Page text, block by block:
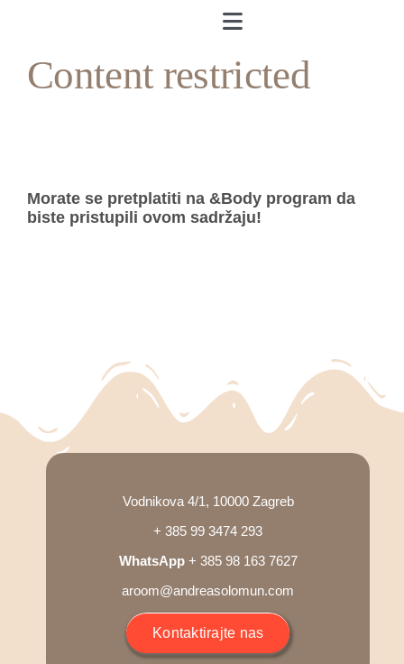
Toggle
Navigation
Naslovnica
Individualni trening
Košarica
Podrška
Content restricted
Morate se pretplatiti na &Body program da
biste pristupili ovom sadržaju!
Vodnikova 4/1, 10000 Zagreb
+ 385 99 3474 293
WhatsApp+ 385 98 163 7627
aroom@andreasolomun.com
Kontaktirajte nas